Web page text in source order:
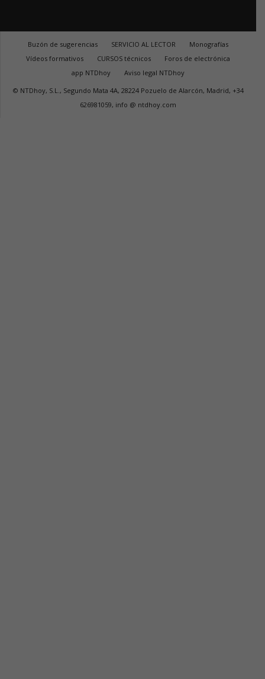
Buzón de sugerencias SERVICIO AL LECTOR
Monografías
Vídeos formativos
CURSOS técnicos
Foros de electrónica
app NTDhoy
Aviso legal NTDhoy
© NTDhoy, S.L., Segundo Mata 4A, 28224 Pozuelo de Alarcón, Madrid, +34
626981059, info @ ntdhoy.com